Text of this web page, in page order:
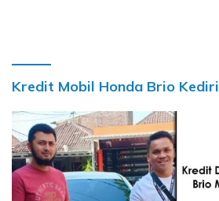
Kredit Mobil Honda Brio Kediri